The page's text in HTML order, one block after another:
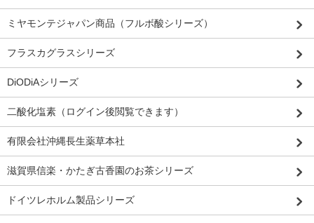
ミヤモンテジャパン商品（フルボ酸シリーズ）
フラスカグラスシリーズ
DiODiAシリーズ
二酸化塩素（ログイン後閲覧できます）
有限会社沖縄長生薬草本社
滋賀県信楽・かたぎ古香園のお茶シリーズ
ドイツレホルム製品シリーズ